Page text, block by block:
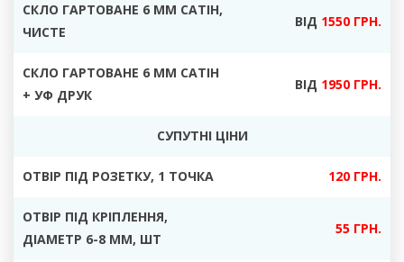
СКЛО ГАРТОВАНЕ 6 ММ САТІН,
ЧИСТЕ
ВІД 1550 ГРН.
СКЛО ГАРТОВАНЕ 6 ММ САТІН
+ УФ ДРУК
ВІД 1950 ГРН.
СУПУТНІ ЦІНИ
ОТВІР ПІД РОЗЕТКУ, 1 ТОЧКА 120 ГРН.
ОТВІР ПІД КРІПЛЕННЯ,
ДІАМЕТР 6-8 ММ, ШТ
55 ГРН.